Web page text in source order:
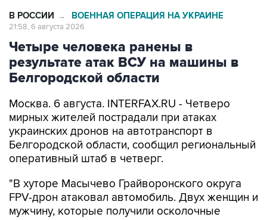
В РОССИИ → ВОЕННАЯ ОПЕРАЦИЯ НА УКРАИНЕ
21:58, 6 августа 2026
Четыре человека ранены в
результате атак ВСУ на машины в
Белгородской области
Москва. 6 августа. INTERFAX.RU - Четверо
мирных жителей пострадали при атаках
украинских дронов на автотранспорт в
Белгородской области, сообщил региональный
оперативный штаб в четверг.
"В хуторе Масычево Грайворонского округа
FPV-дрон атаковал автомобиль. Двух женщин и
мужчину, которые получили осколочные